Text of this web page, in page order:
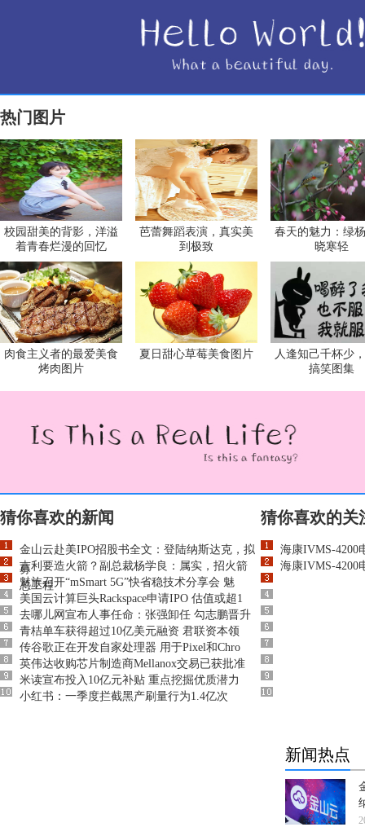
热门图片
校园甜美的背影，洋溢
着青春烂漫的回忆
芭蕾舞蹈表演，真实美
到极致
春天的魅力：绿
晓寒轻
肉食主义者的最爱美食
烤肉图片
夏日甜心草莓美食图片
人逢知己千杯少
搞笑图集
猜你喜欢的新闻
金山云赴美IPO招股书全文：登陆纳斯达克，拟
募
吉利要造火箭？副总裁杨学良：属实，招火箭
总工程
魅族召开“mSmart 5G”快省稳技术分享会 魅
美国云计算巨头Rackspace申请IPO 估值或超1
去哪儿网宣布人事任命：张强卸任 勾志鹏晋升
青桔单车获得超过10亿美元融资 君联资本领
传谷歌正在开发自家处理器 用于Pixel和Chro
英伟达收购芯片制造商Mellanox交易已获批准
米读宣布投入10亿元补贴 重点挖掘优质潜力
小红书：一季度拦截黑产刷量行为1.4亿次
猜你喜欢的关
海康IVMS-4200
海康IVMS-4200
新闻热点